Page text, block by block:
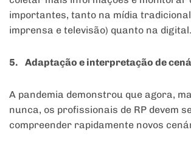
importantes, tanto na mídia
imprensa e televisão) quanto na digital.
5. Adaptação e interpretação de
A pandemia demonstrou que agora,
nunca, os profissionais de RP devem
compreender rapidamente novos